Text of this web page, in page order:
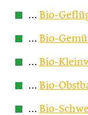
… Bio-
… Bio-
… Bio-
… Bio-
… Bio-